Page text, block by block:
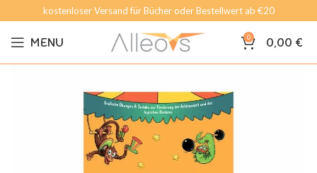
kostenloser Versand für Bücher oder Bestellwert ab €20
MENU 0 0,00 €